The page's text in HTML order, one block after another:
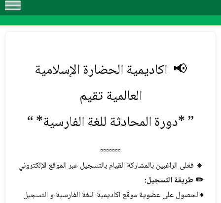
Menu
📢 اكاديمية الحضارة الإسلامية
العالمیة تقيم
” *دورة المحادثة للغة الفارسية* “
▫️▫️▫️▫️▫️▫️▫️
🔸 فعلی الراغبین بالمشاركة القیام بالتسجيل‌ عبر الموقع الإلكتروني
✏️ طريقة التسجيل:
♦️الحصول على عضوية موقع اكاديمية اللغة الفارسية و التسجیل